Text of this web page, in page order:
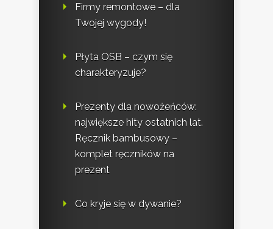
Firmy remontowe – dla
Twojej wygody!
Płyta OSB – czym się
charakteryzuje?
Prezenty dla nowożeńców:
największe hity ostatnich lat.
Ręcznik bambusowy –
komplet ręczników na
prezent
Co kryje się w dywanie?